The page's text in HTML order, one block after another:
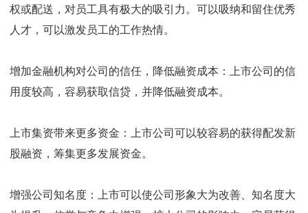
权或配送，对员工具有极大的吸引力。可以吸纳和留住优秀
人才，可以激发员工的工作热情。
增加金融机构对公司的信任，降低融资成本：上市公司的信
用度较高，容易获取信贷，并降低融资成本。
上市集资带来更多资金：上市公司可以较容易的获得配发新
股融资，筹集更多发展资金。
增强公司知名度：上市可以使公司形象大为改善、知名度大